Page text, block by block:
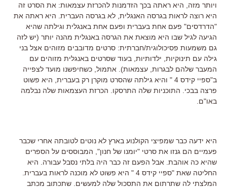
ויותר מזה, היא ראתה בכך הזדמנות להכרזת עצמאות: את הסרט זה
היא רוצה לראות בגרסה האנגלית, לא בגרסה העברית. היא ראתה את
"הדרדסים" פעם אחת בעברית ופעם אחת באנגלית וגילתה שהיא
הגיעה לגיל שבו היא מוצאת את הגרסה באנגלית מהנה יותר (יש לזה
גם משמעות פסיכולוגית/חברתית: סרטים מדובבים מזוהים אצל בני
גילה עם תינוקיות, ילדותיות, בעוד שסרטים באנגלית מזוהים עם
המעבר שלהם לבגרות, עצמאות). אתמול, כשחיפשנו מועד לצפייה
ב"ספיי קידס 4 " והיא גילתה שהסרט מוקרן רק בעברית, היא פשוט
פרצה בבכי. התוכניות שלה התרסקו. הכרזת העצמאות שלה נבלמה
באו"ם.
היא ידעה כבר שמפיצי הקולנוע בארץ לא נוטים לטובתה אחרי שכבר
פעמיים הם גנזו את סרטי "יומנו של חנון", המבוססים על הספרים
שהיא כה אוהבת. אבל הפעם זה כבר היה בלתי נסבל עבורה. היא
החליטה שאת "ספיי קידס 4 " היא פשוט לא מוכנה לראות בעברית.
המלצתי לה שתרתום את התסכול שלה למעשים. שתכתוב מכתב